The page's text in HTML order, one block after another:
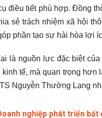
điều tiết phù hợp. Đồng
sẻ trách nhiệm xã hội
phần tạo sự hài hòa lợi
là nguồn lực đặc biệt
kinh tế, mà quan trọng hơn
Nguyễn Thường Lạng
nghiệp phát triển